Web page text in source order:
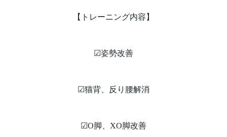
【トレーニング内容】
☑︎姿勢改善
☑︎猫背、反り腰解消
☑︎O脚、XO脚改善